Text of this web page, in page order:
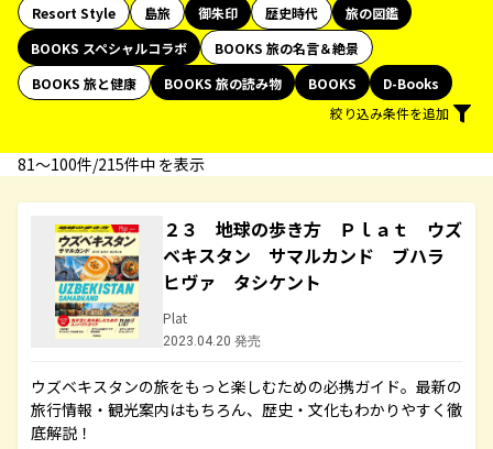
Resort Style
島旅 御朱印 歴史時代
旅の図鑑
BOOKS スペシャルコラボ
BOOKS 旅の名言＆絶景
BOOKS 旅と健康
BOOKS 旅の読み物 BOOKS
D-Books
絞り込み条件を追加
81〜100件/215件中 を表示
２３ 地球の歩き方 Ｐｌａｔ ウズ
ベキスタン サマルカンド ブハラ
ヒヴァ タシケント
Plat
2023.04.20 発売
ウズベキスタンの旅をもっと楽しむための必携ガイド。最新の
旅行情報・観光案内はもちろん、歴史・文化もわかりやすく徹
底解説！